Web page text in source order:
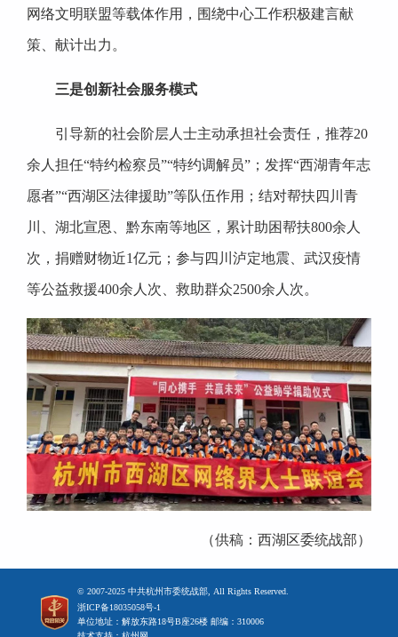
网络文明联盟等载体作用，围绕中心工作积极建言献
策、献计出力。
三是创新社会服务模式
引导新的社会阶层人士主动承担社会责任，推荐20
余人担任“特约检察员”“特约调解员”；发挥“西湖青年志
愿者”“西湖区法律援助”等队伍作用；结对帮扶四川青
川、湖北宣恩、黔东南等地区，累计助困帮扶800余人
次，捐赠财物近1亿元；参与四川泸定地震、武汉疫情
等公益救援400余人次、救助群众2500余人次。
（供稿：西湖区委统战部）
© 2007-2025 中共杭州市委统战部, All Rights Reserved.
浙ICP备18035058号-1
单位地址：解放东路18号B座26楼 邮编：310006